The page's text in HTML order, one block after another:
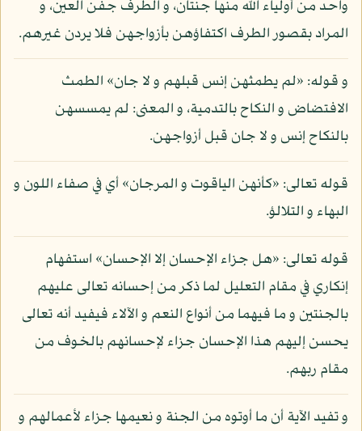
واحد من أولياء الله منها جنتان، و الطرف جفن العين، و
المراد بقصور الطرف اكتفاؤهن بأزواجهن فلا يردن غيرهم.
و قوله: «لم يطمثهن إنس قبلهم و لا جان» الطمث
الافتضاض و النكاح بالتدمية، و المعنى: لم يمسسهن
بالنكاح إنس و لا جان قبل أزواجهن.
قوله تعالى: «كأنهن الياقوت و المرجان» أي في صفاء اللون و
البهاء و التلالؤ.
قوله تعالى: «هل جزاء الإحسان إلا الإحسان» استفهام
إنكاري في مقام التعليل لما ذكر من إحسانه تعالى عليهم
بالجنتين و ما فيهما من أنواع النعم و الآلاء فيفيد أنه تعالى
يحسن إليهم هذا الإحسان جزاء لإحسانهم بالخوف من
مقام ربهم.
و تفيد الآية أن ما أوتوه من الجنة و نعيمها جزاء لأعمالهم و